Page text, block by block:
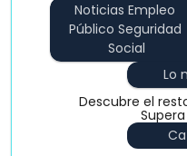
Noticias Empleo
Público Seguridad
Social
Lo
Descubre el